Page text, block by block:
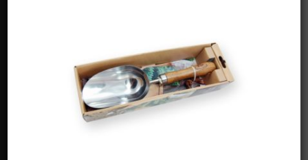
Téléphone : 05.53.28.99.71
Email : contact@eyrignac.com